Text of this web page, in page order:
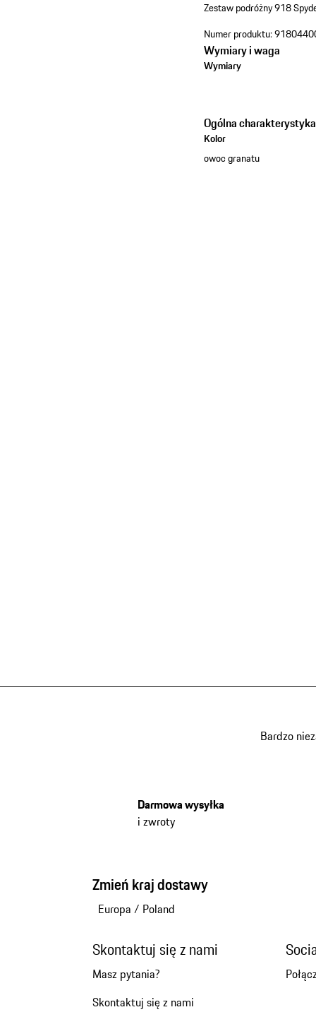
Zestaw podróżny 918
Numer produktu:
Wymiary i waga
Wymiary
Ogólna charakterystyka
Kolor
owoc granatu
Bardzo
Darmowa wysyłka
i zwroty
Zmień kraj dostawy
Europa / Poland
Skontaktuj się z nami
Masz pytania?
Skontaktuj się z nami